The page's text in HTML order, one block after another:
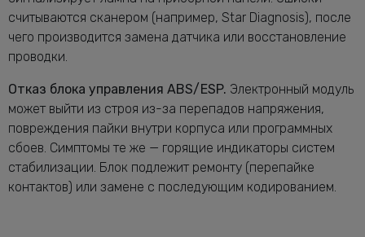
считываются сканером (например, Star Diagnosis), после
чего производится замена датчика или восстановление
проводки.
Отказ блока управления ABS/ESP. Электронный модуль
может выйти из строя из-за перепадов напряжения,
повреждения пайки внутри корпуса или программных
сбоев. Симптомы те же — горящие индикаторы систем
стабилизации. Блок подлежит ремонту (перепайке
контактов) или замене с последующим кодированием.